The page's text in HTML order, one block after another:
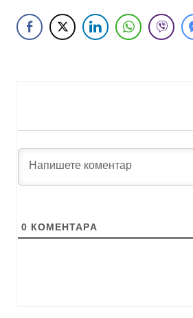
0 КОМЕНТАРA